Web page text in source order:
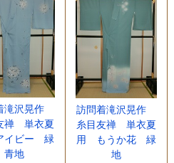
滝沢晃作
禅 単衣夏
イビー 緑
青地
訪問着滝沢晃作
糸目友禅 単衣夏
用 もうか花 緑
地